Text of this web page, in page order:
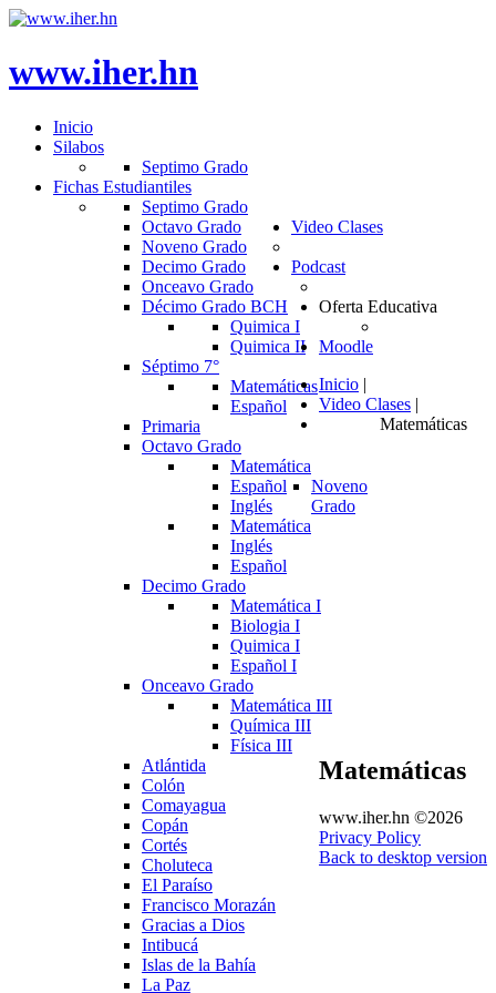
www.iher.hn
Inicio
Silabos
Septimo Grado
Fichas Estudiantiles
Septimo Grado
Octavo Grado
Noveno Grado
Decimo Grado
Onceavo Grado
Video Clases
Décimo Grado BCH
Quimica I
Quimica II
Séptimo 7°
Matemáticas
Español
Podcast
Primaria
Octavo Grado
Matemática
Español
Inglés
Noveno
Grado
Matemática
Inglés
Español
Decimo Grado
Matemática I
Biologia I
Quimica I
Español I
Onceavo Grado
Matemática III
Química III
Física III
Oferta Educativa
Atlántida
Colón
Comayagua
Copán
Cortés
Choluteca
El Paraíso
Francisco Morazán
Gracias a Dios
Intibucá
Islas de la Bahía
La Paz
Moodle
Inicio |
Video Clases |
Matemáticas
Matemáticas
www.iher.hn ©2026
Privacy Policy
Back to desktop version